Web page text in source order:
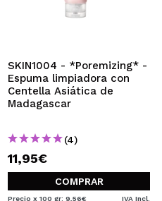
SKIN1004 - *Poremizing* -
Espuma limpiadora con
Centella Asiática de
Madagascar
(4)
11,95€
COMPRAR
Precio x 100 gr: 9,56€ IVA Incl.